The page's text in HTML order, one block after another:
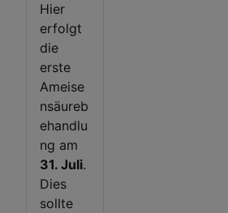
Hier
erfolgt
die
erste
Ameise
nsäureb
ehandlu
ng am
31. Juli.
Dies
sollte